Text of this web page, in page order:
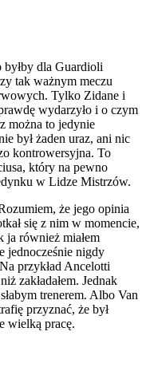
byłby dla Guardioli
tak ważnym meczu
Tylko Zidane i
wydarzyło i o czym
można to jedynie
był żaden uraz, ani nic
kontrowersyjna. To
który na pewno
w Lidze Mistrzów.
że jego opinia
się z nim w momencie,
ja również miałem
jednocześnie nigdy
przykład Ancelotti
zakładałem. Jednak
trenerem. Albo Van
przyznać, że był
wielką pracę.